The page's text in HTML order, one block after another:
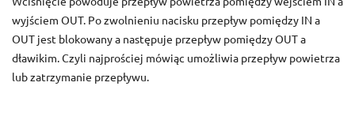
wyjściem OUT. Po zwolnieniu nacisku przepływ pomiędzy IN a
OUT jest blokowany a następuje przepływ pomiędzy OUT a
dławikim. Czyli najprościej mówiąc umożliwia przepływ powietrza
lub zatrzymanie przepływu.